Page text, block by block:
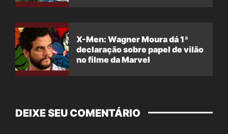
X-Men: Wagner Moura dá 1ª
declaração sobre papel de vilão
no filme da Marvel
DEIXE SEU COMENTÁRIO